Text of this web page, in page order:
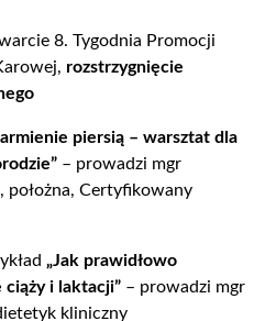
8. Tygodnia Promocji
rozstrzygnięcie
piersią – warsztat dla
– prowadzi mgr
położna, Certyfikowany
„Jak prawidłowo
ciąży i laktacji” – prowadzi mgr
kliniczny